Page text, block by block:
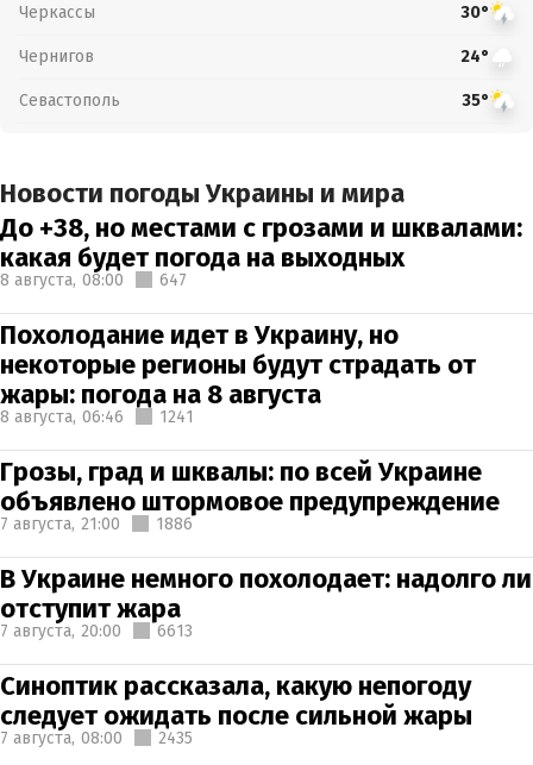
Черкассы 30°
Чернигов 24°
Севастополь 35°
Новости погоды Украины и мира
До +38, но местами с грозами и шквалами:
какая будет погода на выходных
8 августа, 08:00 647
Похолодание идет в Украину, но
некоторые регионы будут страдать от
жары: погода на 8 августа
8 августа, 06:46 1241
Грозы, град и шквалы: по всей Украине
объявлено штормовое предупреждение
7 августа, 21:00 1886
В Украине немного похолодает: надолго ли
отступит жара
7 августа, 20:00 6613
Синоптик рассказала, какую непогоду
следует ожидать после сильной жары
7 августа, 08:00 2435